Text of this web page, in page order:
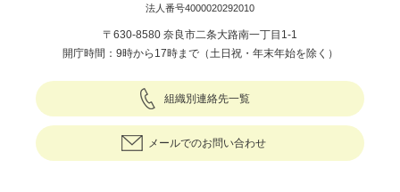
法人番号4000020292010
〒630-8580 奈良市二条大路南一丁目1-1
開庁時間：9時から17時まで（土日祝・年末年始を除く）
組織別連絡先一覧
メールでのお問い合わせ